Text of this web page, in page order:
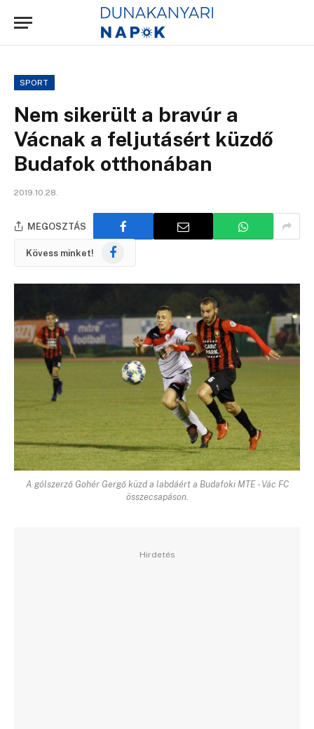
SPORT
Nem sikerült a bravúr a
Vácnak a feljutásért küzdő
Budafok otthonában
2019.10.28.
MEGOSZTÁS
Kövess minket! Facebook
A gólszerző Gohér Gergő küzd a labdáért a Budafoki MTE - Vác FC
összecsapáson.
Hirdetés